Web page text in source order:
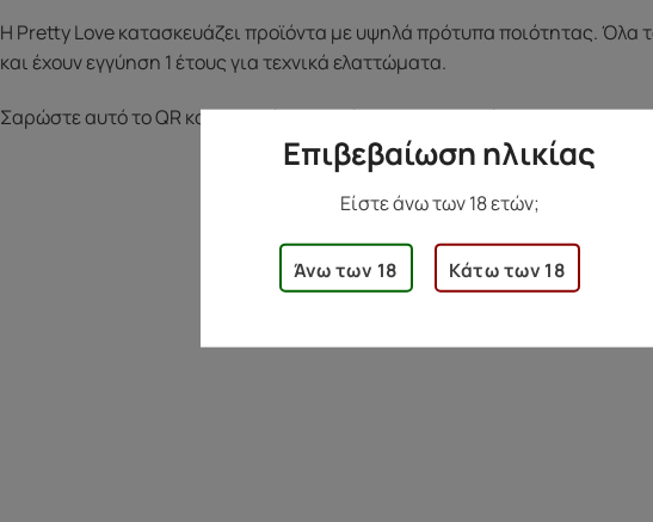
Η Pretty Love κατασκευάζει προϊόντα με υψηλά πρότυπα ποιότητας. Όλα
και έχουν εγγύηση 1 έτους για τεχνικά ελαττώματα.
Σαρώστε αυτό το QR και κατεβάστε αυτήν την εφαρμογή!:
Επιβεβαίωση ηλικίας
Είστε άνω των 18 ετών;
Άνω των 18 Κάτω των 18